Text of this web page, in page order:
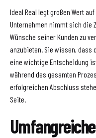
Ideal Real legt großen Wert
Unternehmen nimmt sich die
Wünsche seiner Kunden zu
anzubieten. Sie wissen, dass
eine wichtige Entscheidung
während des gesamten
erfolgreichen Abschluss
Seite.